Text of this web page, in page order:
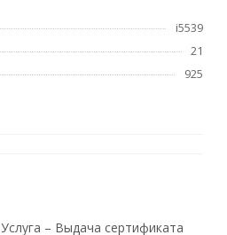
i5539
21
925
Услуга – Выдача сертификата